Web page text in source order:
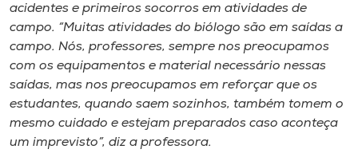
acidentes e primeiros socorros em atividades de
campo. “Muitas atividades do biólogo são em saídas a
campo. Nós, professores, sempre nos preocupamos
com os equipamentos e material necessário nessas
saídas, mas nos preocupamos em reforçar que os
estudantes, quando saem sozinhos, também tomem o
mesmo cuidado e estejam preparados caso aconteça
um imprevisto”, diz a professora.